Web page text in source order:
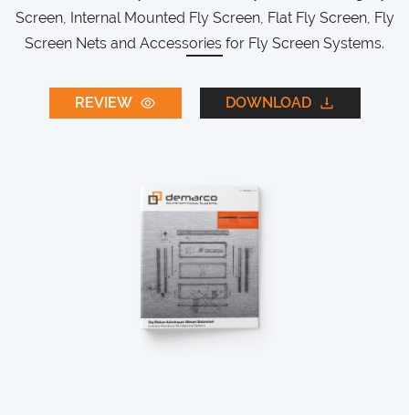
Screen, Internal Mounted Fly Screen, Flat Fly Screen, Fly
Screen Nets and Accessories for Fly Screen Systems.
REVIEW DOWNLOAD